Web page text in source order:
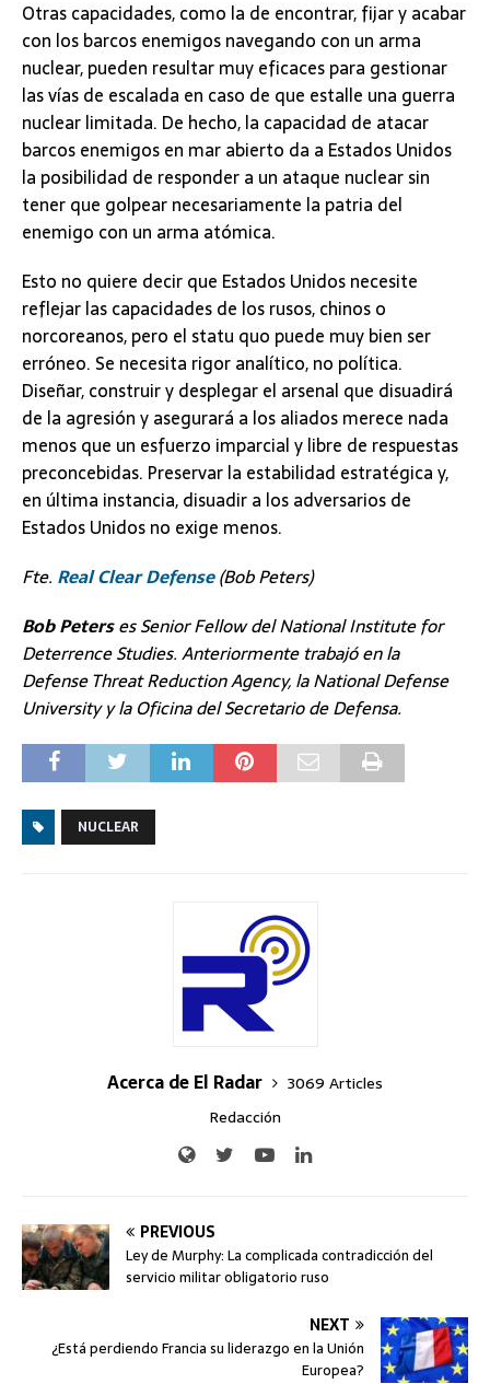
Otras capacidades, como la de encontrar, fijar y acabar
con los barcos enemigos navegando con un arma
nuclear, pueden resultar muy eficaces para gestionar
las vías de escalada en caso de que estalle una guerra
nuclear limitada. De hecho, la capacidad de atacar
barcos enemigos en mar abierto da a Estados Unidos
la posibilidad de responder a un ataque nuclear sin
tener que golpear necesariamente la patria del
enemigo con un arma atómica.
Esto no quiere decir que Estados Unidos necesite
reflejar las capacidades de los rusos, chinos o
norcoreanos, pero el statu quo puede muy bien ser
erróneo. Se necesita rigor analítico, no política.
Diseñar, construir y desplegar el arsenal que disuadirá
de la agresión y asegurará a los aliados merece nada
menos que un esfuerzo imparcial y libre de respuestas
preconcebidas. Preservar la estabilidad estratégica y,
en última instancia, disuadir a los adversarios de
Estados Unidos no exige menos.
Fte. Real Clear Defense(Bob Peters)
Bob Peterses Senior Fellow del National Institute for
Deterrence Studies. Anteriormente trabajó en la
Defense Threat Reduction Agency, la National Defense
University y la Oficina del Secretario de Defensa.
NUCLEAR
Acerca de El Radar
3069 Articles
Redacción
PREVIOUS
Ley de Murphy: La complicada contradicción del
servicio militar obligatorio ruso
NEXT
¿Está perdiendo Francia su liderazgo en la Unión
Europea?